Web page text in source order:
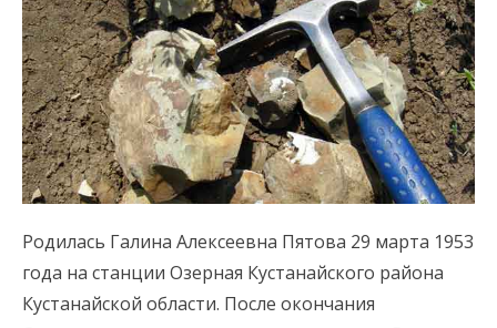
Родилась Галина Алексеевна Пятова 29 марта 1953
года на станции Озерная Кустанайского района
Кустанайской области. После окончания